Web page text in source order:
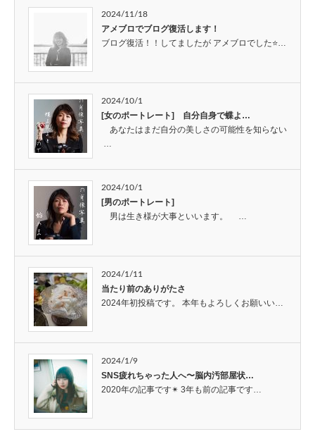
2024/11/18
アメブロでブログ復活します！
ブログ復活！！してましたが アメブロでした⭐…
2024/10/1
[女のポートレート] 自分自身で蝶よ…
あなたはまだ自分の美しさの可能性を知らない
…
2024/10/1
[男のポートレート]
男は生き様が大事といいます。 …
2024/1/11
当たり前のありがたさ
2024年初投稿です。 本年もよろしくお願いい…
2024/1/9
SNS疲れちゃった人へ〜脳内汚部屋状…
2020年の記事です✴︎ 3年も前の記事です…